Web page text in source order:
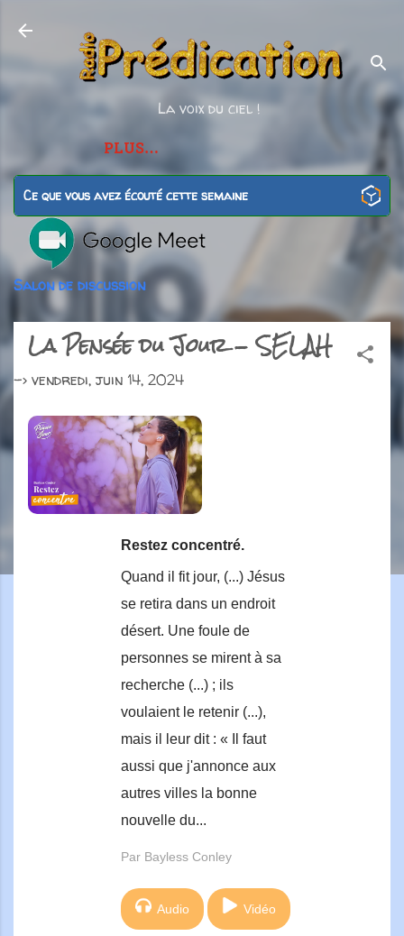
La voix du ciel !
PLUS…
Ce que vous avez écouté cette semaine
Salon de discussion
La Pensée du Jour - SELAH
-> vendredi, juin 14, 2024
Restez concentré.
Quand il fit jour, (...) Jésus
se retira dans un endroit
désert. Une foule de
personnes se mirent à sa
recherche (...) ; ils
voulaient le retenir (...),
mais il leur dit : « Il faut
aussi que j'annonce aux
autres villes la bonne
nouvelle du...
Par Bayless Conley
Audio Vidéo